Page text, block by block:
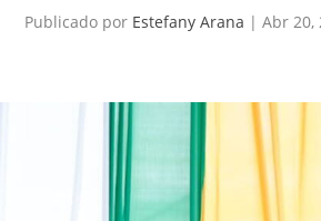
Publicado por Estefany Arana |Abr 20,